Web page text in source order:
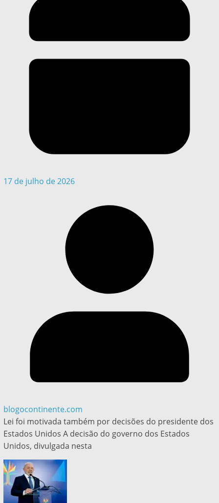
17 de julho de 2026
blogocontinente.com
Lei foi motivada também por decisões do presidente dos
Estados Unidos A decisão do governo dos Estados
Unidos, divulgada nesta